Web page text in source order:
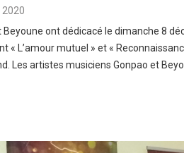
ont dédicacé le dimanche 8
« L’amour mutuel » et «
Les artistes musiciens Gonpao et